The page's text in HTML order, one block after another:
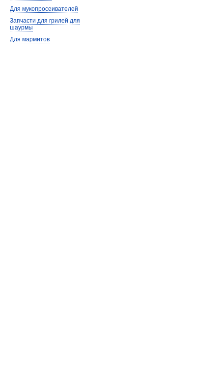
Для мукопросеивателей
Запчасти для грилей для
шаурмы
Для мармитов